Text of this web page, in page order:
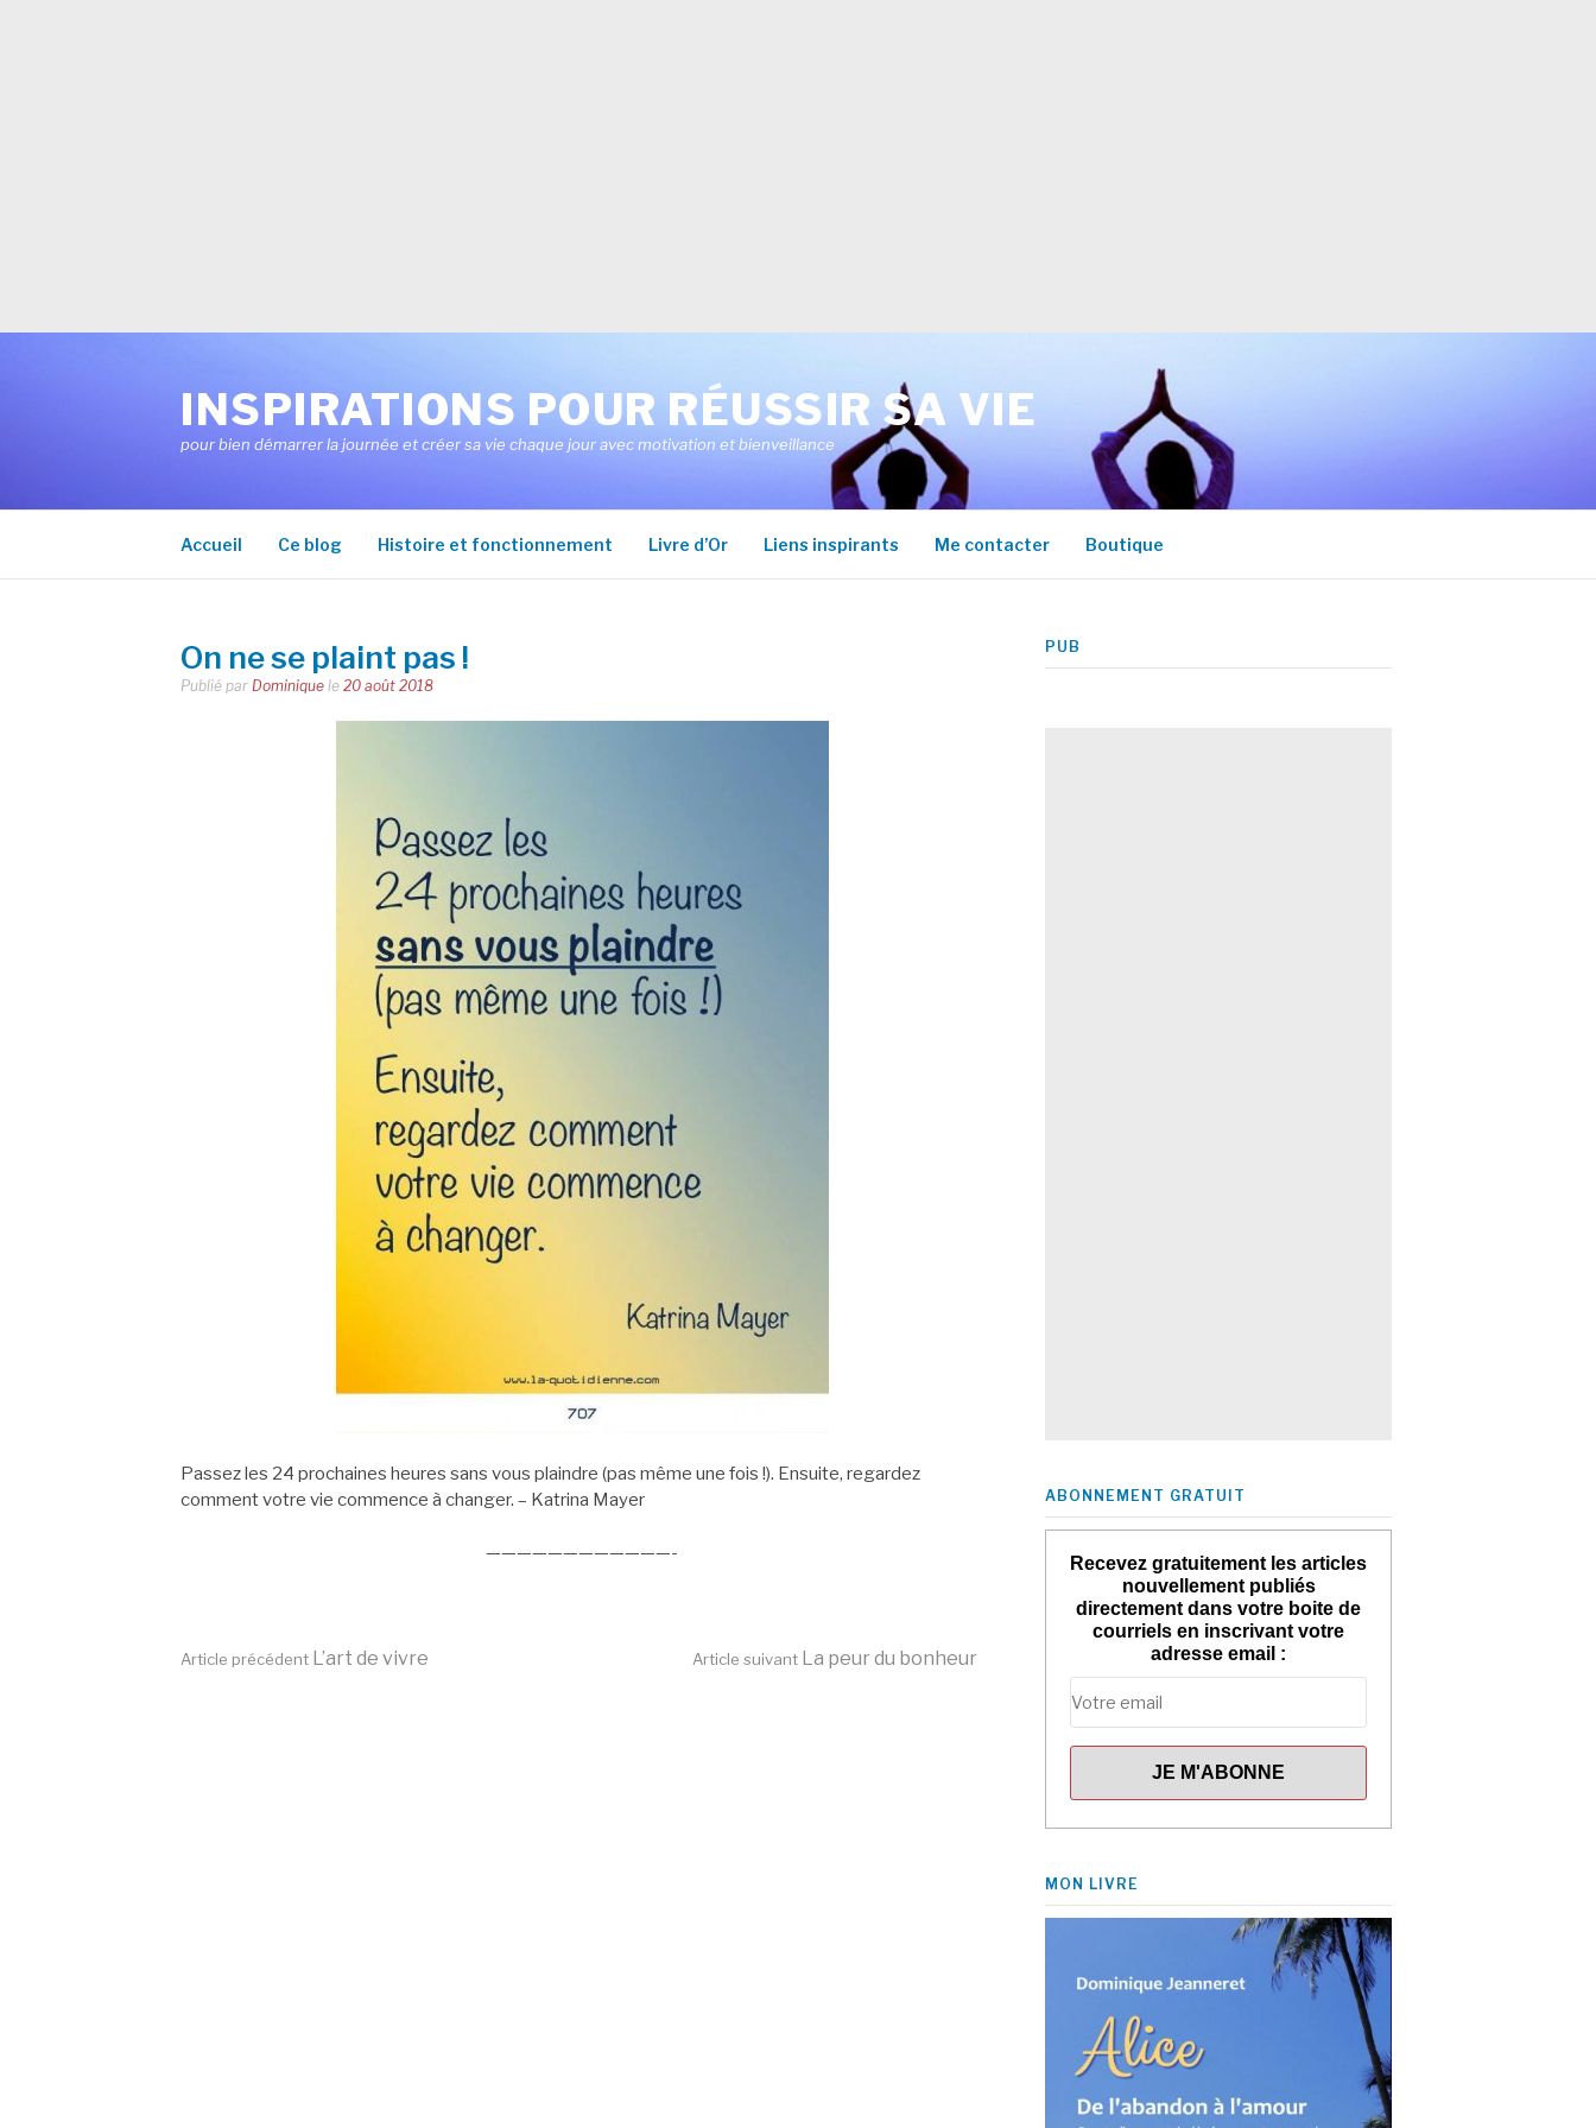
INSPIRATIONS POUR RÉUSSIR SA VIE
pour bien démarrer la journée et créer sa vie chaque jour avec motivation et bienveillance
Accueil Ce blog Histoire et fonctionnement Livre d’Or Liens inspirants Me contacter Boutique
On ne se plaint pas !
Publié par Dominique le 20 août 2018
Passez les 24 prochaines heures sans vous plaindre (pas même une fois !). Ensuite, regardez
comment votre vie commence à changer. – Katrina Mayer
————————————-
Lire
Article précédent L’art de vivre Article suivant La peur du bonheur
PUB
ABONNEMENT GRATUIT
Recevez gratuitement les articles
nouvellement publiés
directement dans votre boite de
courriels en inscrivant votre
adresse email :
MON LIVRE